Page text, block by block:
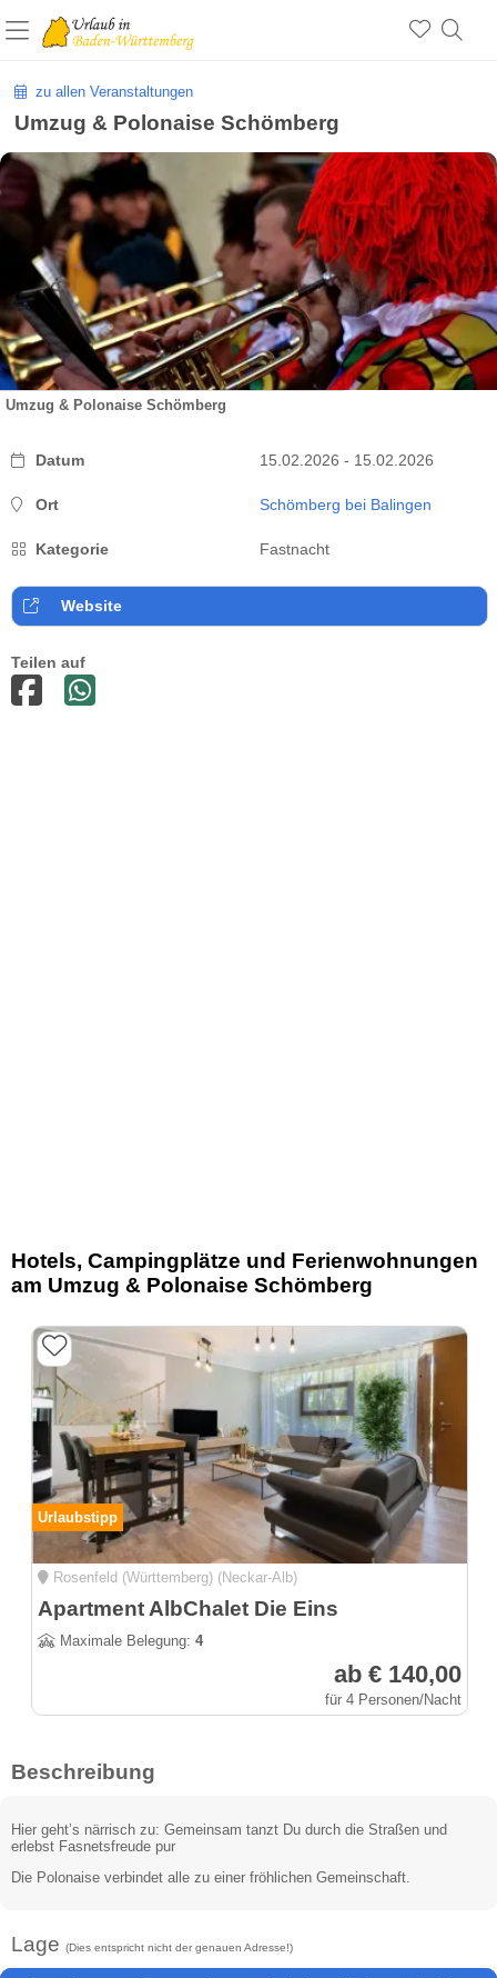
zu allen Veranstaltungen
Umzug & Polonaise Schömberg
Umzug & Polonaise Schömberg
Datum 15.02.2026 - 15.02.2026
Ort Schömberg bei Balingen
Kategorie Fastnacht
Website
Teilen auf
Hotels, Campingplätze und Ferienwohnungen
am Umzug & Polonaise Schömberg
Urlaubstipp
Rosenfeld (Württemberg) (Neckar-Alb)
Apartment AlbChalet Die Eins
Maximale Belegung: 4
ab € 140,00
für 4 Personen/Nacht
Beschreibung
Hier geht’s närrisch zu: Gemeinsam tanzt Du durch die Straßen und
erlebst Fasnetsfreude pur
Die Polonaise verbindet alle zu einer fröhlichen Gemeinschaft.
Lage (Dies entspricht nicht der genauen Adresse!)